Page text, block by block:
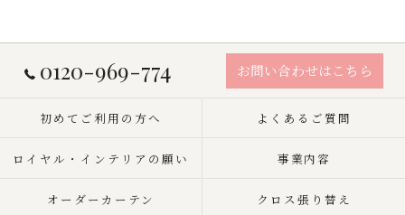
0120-969-774 お問い合わせはこちら
初めてご利用の方へ よくあるご質問
ロイヤル・インテリアの願い 事業内容
オーダーカーテン クロス張り替え